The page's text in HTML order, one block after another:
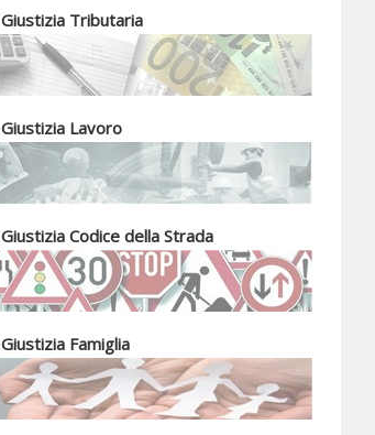
Giustizia Tributaria
Giustizia Lavoro
Giustizia Codice della Strada
Giustizia Famiglia